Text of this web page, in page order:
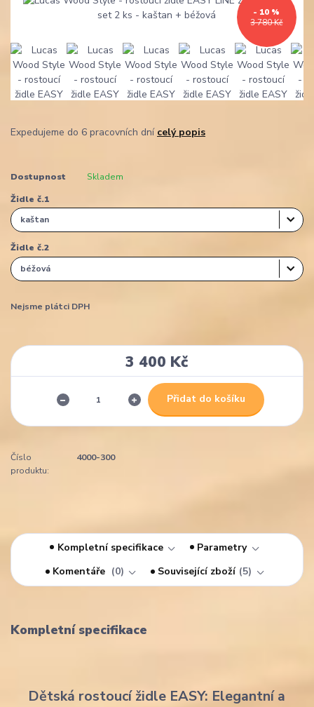
3 780 Kč
- 10 %
Expedujeme do 6 pracovních dní celý popis
Dostupnost Skladem
Židle č.1
Židle č.2
Nejsme plátci DPH
3 400 Kč
Přidat do košíku
Číslo
produktu:
4000-300
Kompletní specifikace
Parametry
Komentáře
0 Související zboží 5
Kompletní specifikace
Dětská rostoucí židle EASY: Elegantní a